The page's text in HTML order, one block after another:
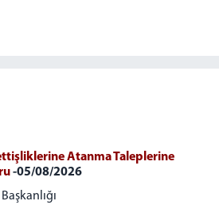
Atanma Taleplerine
-05/08/2026